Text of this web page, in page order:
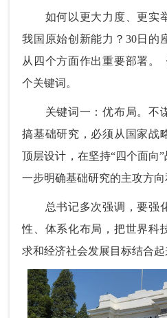
如何以更大力度、更实
我国原始创新能力？30日的
从四个方面作出重要部署。
个关键词。
关键词一：优布局。不谋
搞基础研究，必须从国家战
顶层设计，在坚持“四个面向
一步明确基础研究的主攻方向
总书记多次强调，要强
性、体系化布局，把世界科
求和经济社会发展目标结合起